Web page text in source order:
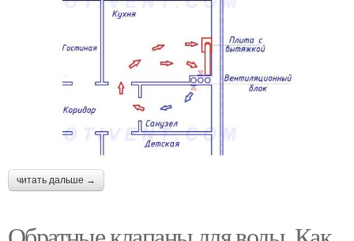
читать дальше →